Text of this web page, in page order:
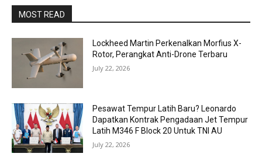
MOST READ
Lockheed Martin Perkenalkan Morfius X-
Rotor, Perangkat Anti-Drone Terbaru
July 22, 2026
Pesawat Tempur Latih Baru? Leonardo
Dapatkan Kontrak Pengadaan Jet Tempur
Latih M346 F Block 20 Untuk TNI AU
July 22, 2026